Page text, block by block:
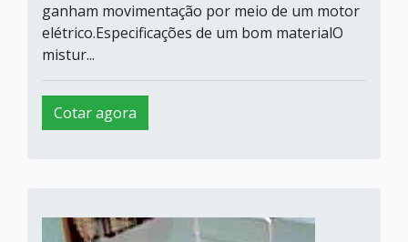
ganham movimentação por meio de um motor
elétrico.Especificações de um bom materialO
mistur...
Cotar agora